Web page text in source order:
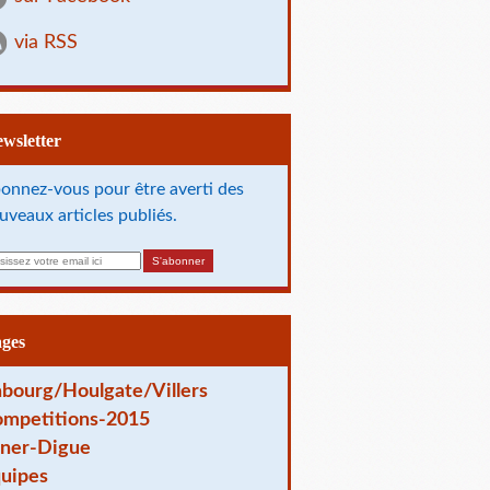
via RSS
vous pour être averti des
articles publiés.
Houlgate/Villers
2015
Digue